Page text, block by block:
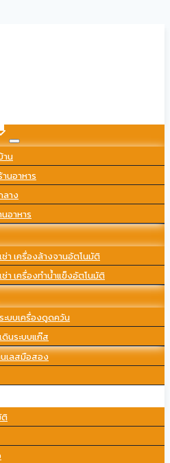
าน
นอาหาร
ลาง
อาหาร
ช่า เครื่องล้างจานอัตโนมัติ
ช่า เครื่องทำน้ำแข็งอัตโนมัติ
บบเครื่องดูดควัน
นระบบแก๊ส
เลสมือสอง
ติ